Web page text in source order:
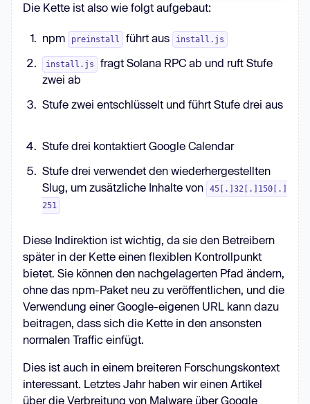
Die Kette ist also wie folgt aufgebaut:
npm preinstall führt aus install.js
install.js
fragt Solana RPC ab und ruft Stufe
zwei ab
Stufe zwei entschlüsselt und führt Stufe drei aus
Stufe drei kontaktiert Google Calendar
Stufe drei verwendet den wiederhergestellten
Slug, um zusätzliche Inhalte von
45[.]32[.]150[.]
251
Diese Indirektion ist wichtig, da sie den Betreibern
später in der Kette einen flexiblen Kontrollpunkt
bietet. Sie können den nachgelagerten Pfad ändern,
ohne das npm-Paket neu zu veröffentlichen, und die
Verwendung einer Google-eigenen URL kann dazu
beitragen, dass sich die Kette in den ansonsten
normalen Traffic einfügt.
Dies ist auch in einem breiteren Forschungskontext
interessant. Letztes Jahr haben wir einen Artikel
über die Verbreitung von Malware über Google